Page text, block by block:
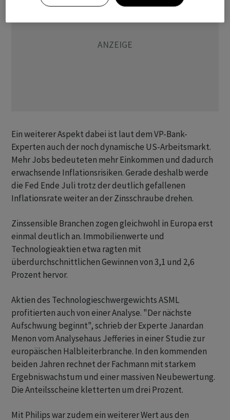
Ein weiterer Aspekt dabei ist laut dem VP-Bank-
Experten auch der noch dynamische US-Arbeitsmarkt.
Mehr Jobs bedeuteten mehr Einkommen und dadurch
erwachsende Inflationsrisiken. Gerade deshalb werde
die Fed Ende Juli trotz der deutlich gefallenen
Inflationsrate weiter an der Zinsschraube drehen.
Zinssensible Branchen zogen gleichwohl in Europa erst
einmal deutlich an. Immobilienwerte und
Technologieaktien etwa ragten mit
überdurchschnittlichen Gewinnen von 3,1 und 2,6
Prozent hervor.
Aktien des Technologieschwergewichts ASML
profitierten auch von einer Analyse. "Der nächste
Aufschwung beginnt", schrieb der Experte Janardan
Menon vom Analysehaus Jefferies in einer Studie zur
europäischen Halbleiterbranche. In den kommenden
beiden Jahren rechnet der Fachmann mit starkem
Ergebniswachstum und einer massiven Neubewertung.
Die Anteilsscheine kletterten um drei Prozent.
Mit Philips war zudem ein weiterer Wert aus den